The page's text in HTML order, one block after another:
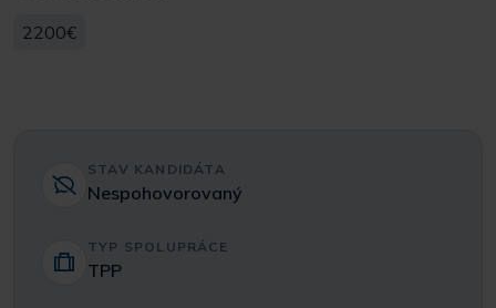
2200€
STAV KANDIDÁTA
Nespohovorovaný
TYP SPOLUPRÁCE
TPP